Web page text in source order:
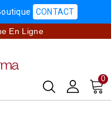
CONTACT
En Ligne
0